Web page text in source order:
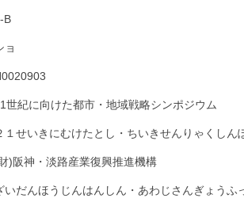
B
ョ
世紀に向けた都市・地域戦略シンポジウム
１せいきにむけたとし・ちいきせんりゃくしん
)阪神・淡路産業復興推進機構
いだんほうじんはんしん・あわじさんぎょうふ